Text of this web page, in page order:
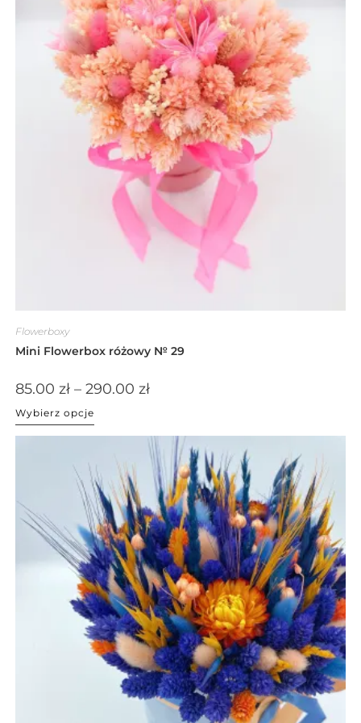
Flowerboxy
Mini Flowerbox różowy № 29
85.00 zł – 290.00 zł
Wybierz opcje